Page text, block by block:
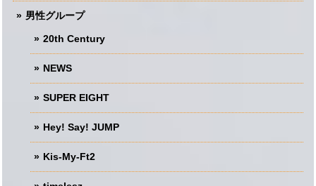
男性グループ
20th Century
NEWS
SUPER EIGHT
Hey! Say! JUMP
Kis-My-Ft2